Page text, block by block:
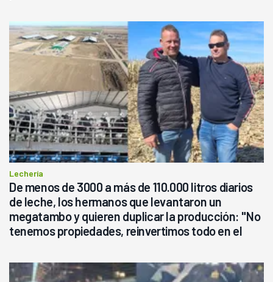
Lechería
De menos de 3000 a más de 110.000 litros diarios
de leche, los hermanos que levantaron un
megatambo y quieren duplicar la producción: "No
tenemos propiedades, reinvertimos todo en el